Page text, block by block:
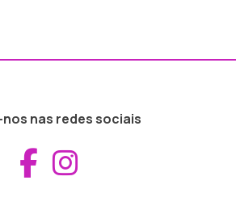
nas redes sociais
Aceder ao